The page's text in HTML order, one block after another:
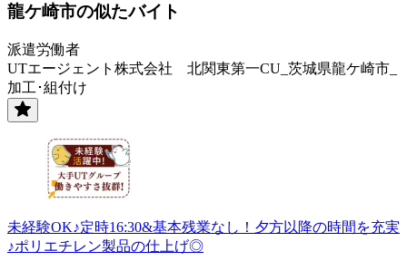
龍ケ崎市の似たバイト
派遣労働者
UTエージェント株式会社 北関東第一CU_茨城県龍ケ崎市_
加工･組付け
未経験OK♪定時16:30&基本残業なし！夕方以降の時間を充実
♪ポリエチレン製品の仕上げ◎